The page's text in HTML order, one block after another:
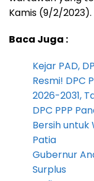
Kamis (9/2/2023).
Baca Juga :
Kejar PAD,
Resmi! DPC
2026-2031,
DPC PPP
Bersih
Patia
Gubernur
Surplus